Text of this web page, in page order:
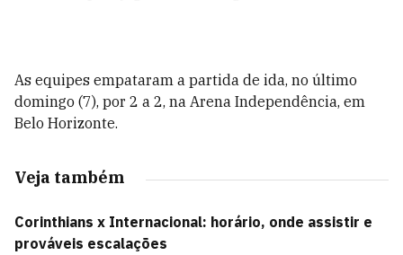
As equipes empataram a partida de ida, no último
domingo (7), por 2 a 2, na Arena Independência, em
Belo Horizonte.
Veja também
Corinthians x Internacional: horário, onde assistir e
prováveis escalações